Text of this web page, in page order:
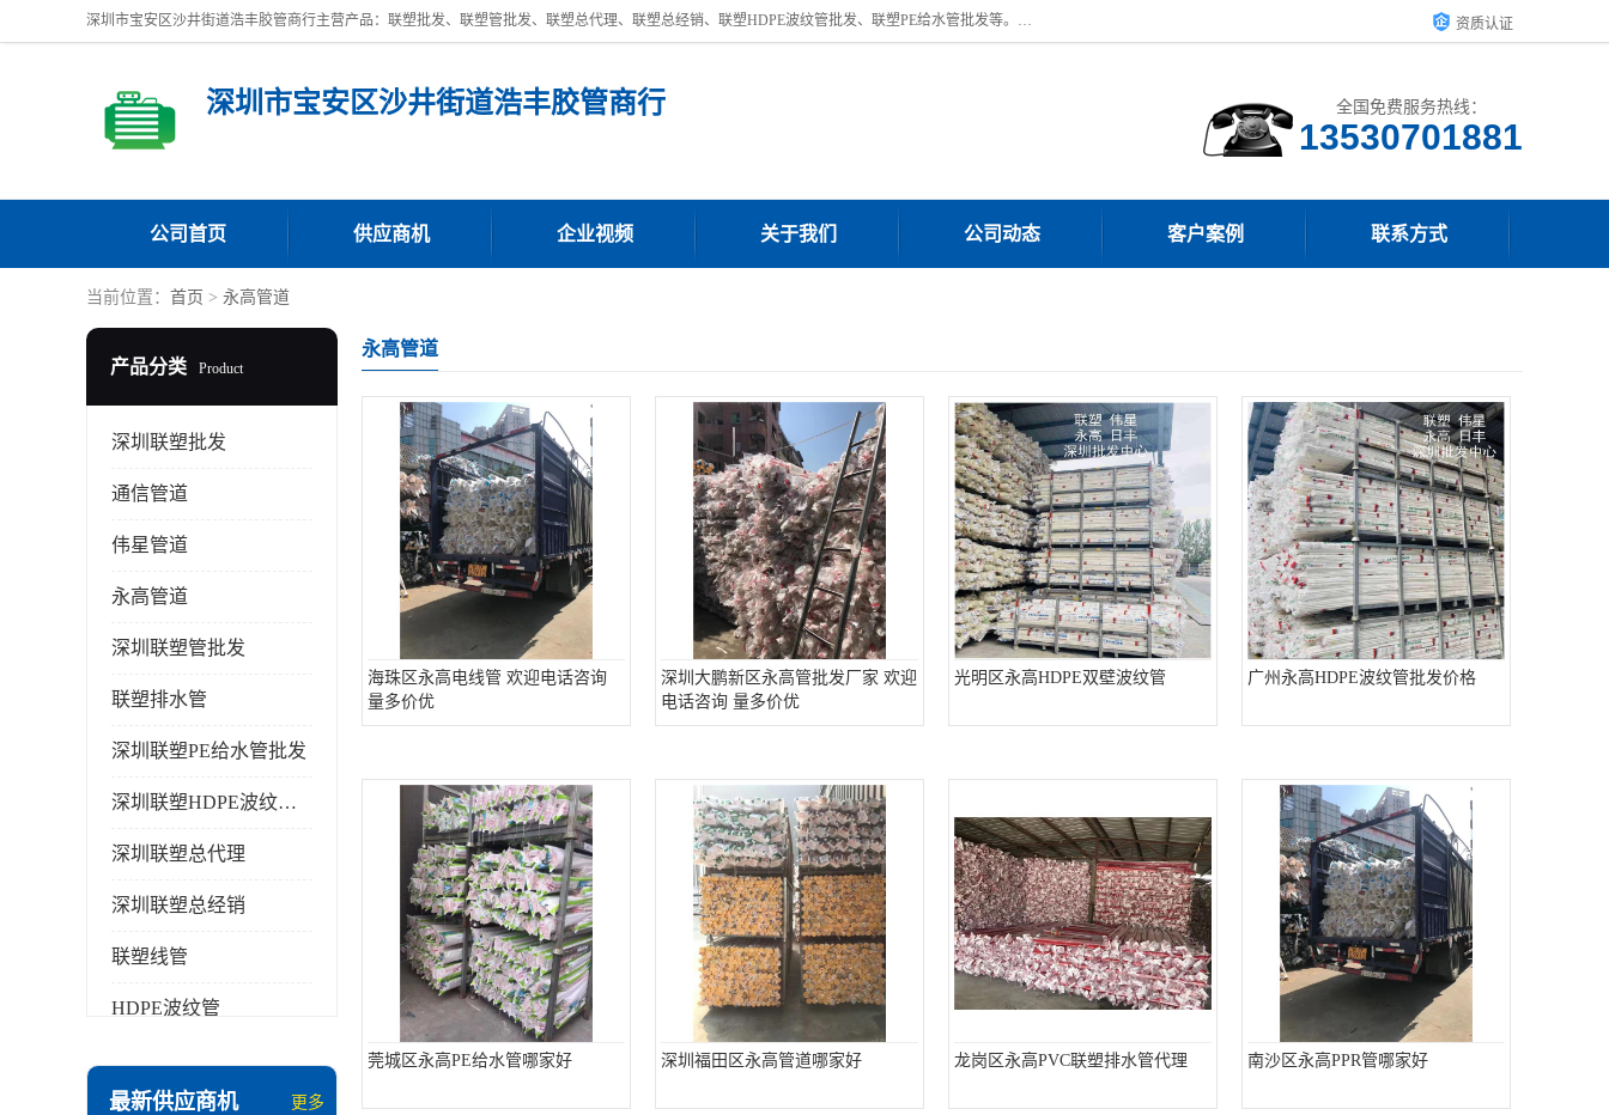
深圳市宝安区沙井街道浩丰胶管商行主营产品：联塑批发、联塑管批发、联塑总代理、联塑总经销、联塑HDPE波纹管批发、联塑PE给水管批发等。凭借服务以及多年的勤奋拼搏，发展成为一家销售各种管材管件，绝缘电工套管及配件等系列产品的贸易公司。公司秉承“顾客至上，锐意进取”的经营理念，坚持“客户至上”原则为广大客户提供的服务。欢迎惠顾！ 资质认证
深圳市宝安区沙井街道浩丰胶管商行 全国免费服务热线：
公司首页 供应商机 企业视频 关于我们 公司动态 客户案例 联系方式
当前位置： 首页 > 永高管道
产品分类 Product
深圳联塑批发
通信管道
伟星管道
永高管道
深圳联塑管批发
联塑排水管
深圳联塑PE给水管批发
深圳联塑HDPE波纹管批发
深圳联塑总代理
深圳联塑总经销
联塑线管
HDPE波纹管
最新供应商机 更多
永高管道
海珠区永高电线管 欢迎电话咨询
量多价优
深圳大鹏新区永高管批发厂家 欢迎
电话咨询 量多价优
光明区永高HDPE双壁波纹管 广州永高HDPE波纹管批发价格
莞城区永高PE给水管哪家好 深圳福田区永高管道哪家好 龙岗区永高PVC联塑排水管代理 南沙区永高PPR管哪家好